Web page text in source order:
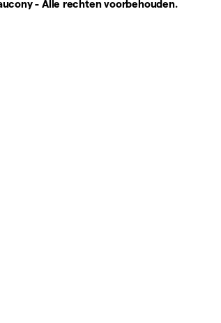
- Alle rechten voorbehouden.